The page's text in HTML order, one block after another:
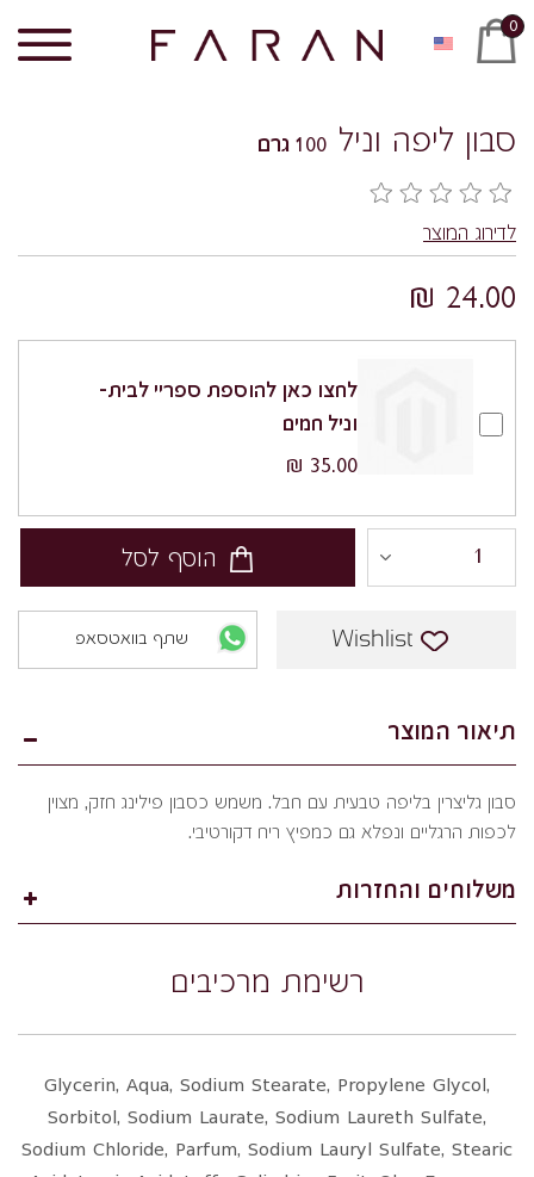
0
סבון ליפה וניל 100 גרם
לדירוג המוצר
24.00 ₪
לחצו כאן להוספת ספריי לבית-
וניל חמים
35.00 ₪
הוסף לסל
Wishlist שתף בוואטסאפ
תיאור המוצר
סבון גליצרין בליפה טבעית עם חבל. משמש כסבון פילינג חזק, מצוין
לכפות הרגליים ונפלא גם כמפיץ ריח דקורטיבי.
משלוחים והחזרות
רשימת מרכיבים
Glycerin, Aqua, Sodium Stearate, Propylene Glycol,
Sorbitol, Sodium Laurate, Sodium Laureth Sulfate,
Sodium Chloride, Parfum, Sodium Lauryl Sulfate, Stearic